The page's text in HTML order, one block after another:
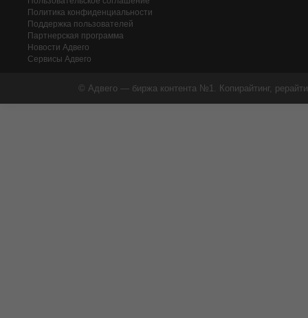
Политика конфиденциальности
Поддержка пользователей
Партнерская программа
Новости Адвего
Сервисы Адвего
© Адвего — биржа контента №1. Копирайтинг,